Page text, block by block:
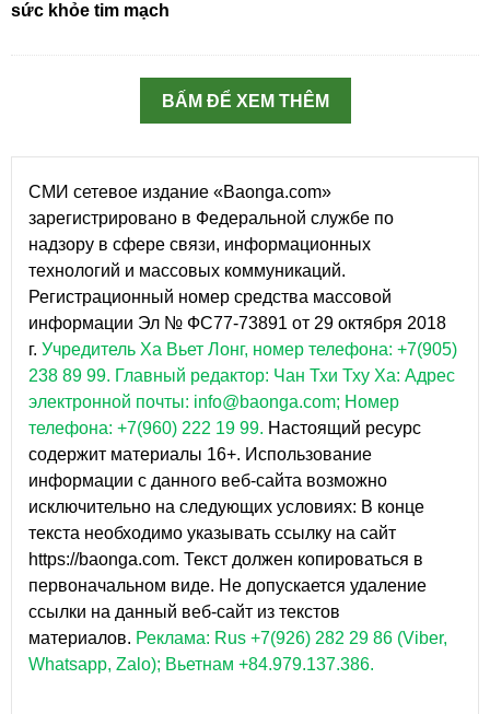
sức khỏe tim mạch
BẤM ĐỂ XEM THÊM
СМИ сетевое издание «Baonga.com»
зарегистрировано в Федеральной службе по
надзору в сфере связи, информационных
технологий и массовых коммуникаций.
Регистрационный номер средства массовой
информации Эл № ФС77-73891 от 29 октября 2018
г. Учредитель Ха Вьет Лонг, номер телефона: +7(905)
238 89 99. Главный редактор: Чан Тхи Тху Ха: Адрес
электронной почты: info@baonga.com; Номер
телефона: +7(960) 222 19 99. Настоящий ресурс
содержит материалы 16+. Использование
информации с данного веб-сайта возможно
исключительно на следующих условиях: В конце
текста необходимо указывать ссылку на сайт
https://baonga.com. Текст должен копироваться в
первоначальном виде. Не допускается удаление
ссылки на данный веб-сайт из текстов
материалов. Реклама: Rus +7(926) 282 29 86 (Viber,
Whatsapp, Zalo); Вьетнам +84.979.137.386.